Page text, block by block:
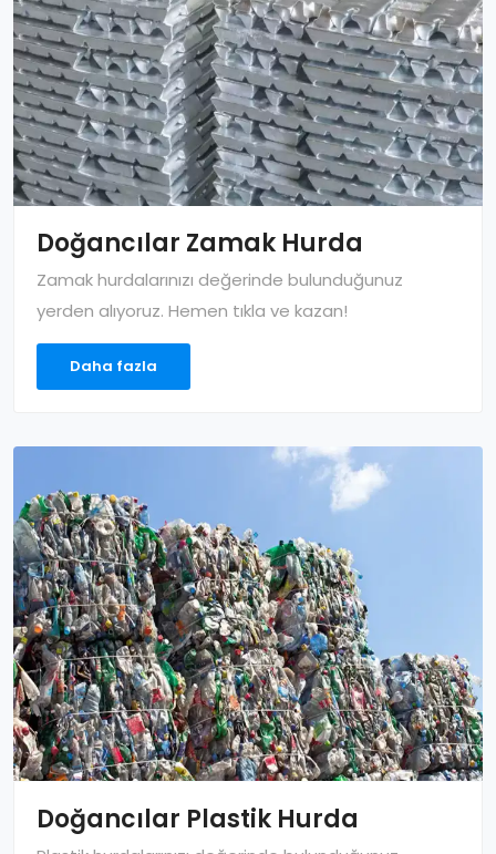
Doğancılar Zamak Hurda
Zamak hurdalarınızı değerinde bulunduğunuz
yerden alıyoruz. Hemen tıkla ve kazan!
Daha fazla
Doğancılar Plastik Hurda